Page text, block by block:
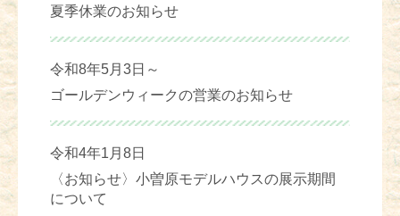
夏季休業のお知らせ
令和8年5月3日～
ゴールデンウィークの営業のお知らせ
令和4年1月8日
〈お知らせ〉小曽原モデルハウスの展示期間
について